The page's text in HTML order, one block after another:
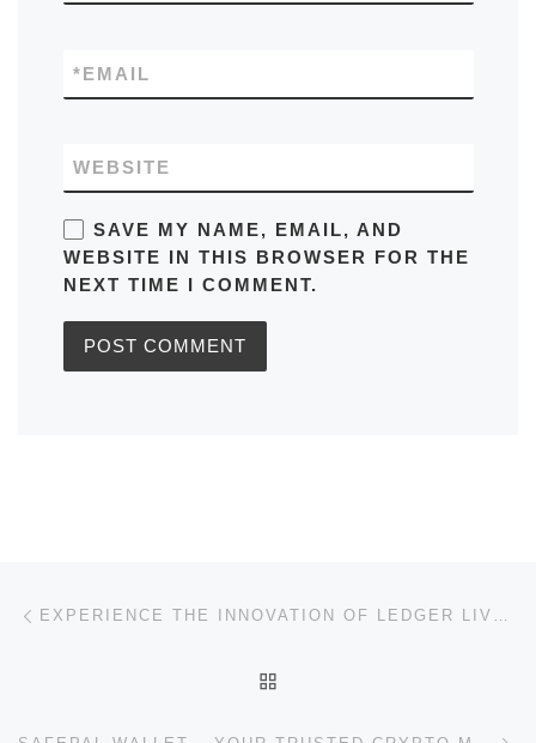
EMAIL
*
WEBSITE
SAVE MY NAME, EMAIL, AND
WEBSITE IN THIS BROWSER FOR THE
NEXT TIME I COMMENT.
Post navigation EXPERIENCE THE INNOVATION OF LEDGER LIVE FOR CRYPTO MANAGEMENT